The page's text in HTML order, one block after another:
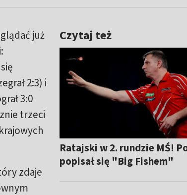
Czytaj też
Ratajski w 2. rundzie MŚ!
popisał się "Big Fishem"
już
2:3) i
3:0
trzeci
zdaje